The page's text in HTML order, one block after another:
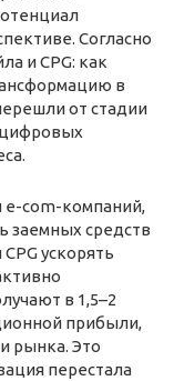
Согласно
и CPG: как
в
от стадии
e-com-компаний,
заемных средств
ускорять
в 1,5–2
прибыли,
рынка. Это
перестала